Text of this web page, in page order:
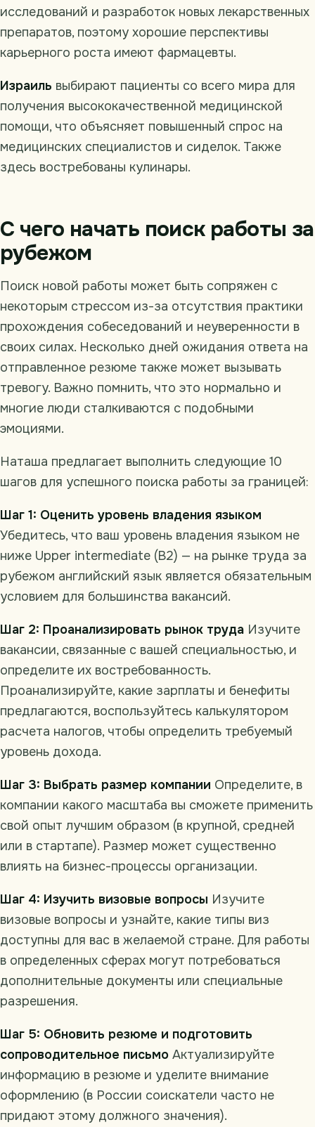
исследований и разработок новых лекарственных
препаратов, поэтому хорошие перспективы
карьерного роста имеют фармацевты.
Израиль выбирают пациенты со всего мира для
получения высококачественной медицинской
помощи, что объясняет повышенный спрос на
медицинских специалистов и сиделок. Также
здесь востребованы кулинары.
С чего начать поиск работы за
рубежом
Поиск новой работы может быть сопряжен с
некоторым стрессом из-за отсутствия практики
прохождения собеседований и неуверенности в
своих силах. Несколько дней ожидания ответа на
отправленное резюме также может вызывать
тревогу. Важно помнить, что это нормально и
многие люди сталкиваются с подобными
эмоциями.
Наташа предлагает выполнить следующие 10
шагов для успешного поиска работы за границей:
Шаг 1: Оценить уровень владения языком
Убедитесь, что ваш уровень владения языком не
ниже Upper intermediate (B2) — на рынке труда за
рубежом английский язык является обязательным
условием для большинства вакансий.
Шаг 2: Проанализировать рынок труда Изучите
вакансии, связанные с вашей специальностью, и
определите их востребованность.
Проанализируйте, какие зарплаты и бенефиты
предлагаются, воспользуйтесь калькулятором
расчета налогов, чтобы определить требуемый
уровень дохода.
Шаг 3: Выбрать размер компании Определите, в
компании какого масштаба вы сможете применить
свой опыт лучшим образом (в крупной, средней
или в стартапе). Размер может существенно
влиять на бизнес-процессы организации.
Шаг 4: Изучить визовые вопросы Изучите
визовые вопросы и узнайте, какие типы виз
доступны для вас в желаемой стране. Для работы
в определенных сферах могут потребоваться
дополнительные документы или специальные
разрешения.
Шаг 5: Обновить резюме и подготовить
сопроводительное письмо Актуализируйте
информацию в резюме и уделите внимание
оформлению (в России соискатели часто не
придают этому должного значения).